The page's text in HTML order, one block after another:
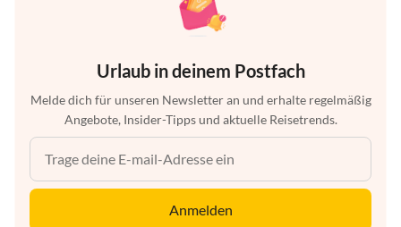
Urlaub in deinem Postfach
Melde dich für unseren Newsletter an und erhalte regelmäßig
Angebote, Insider-Tipps und aktuelle Reisetrends.
Anmelden